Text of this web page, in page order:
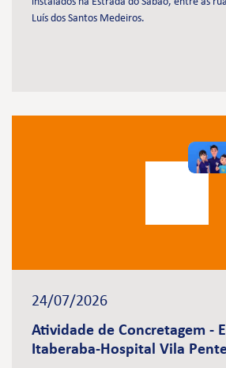
Luís dos Santos Medeiros.
24/07/2026
Atividade de Concretagem -
Itaberaba-Hospital Vila